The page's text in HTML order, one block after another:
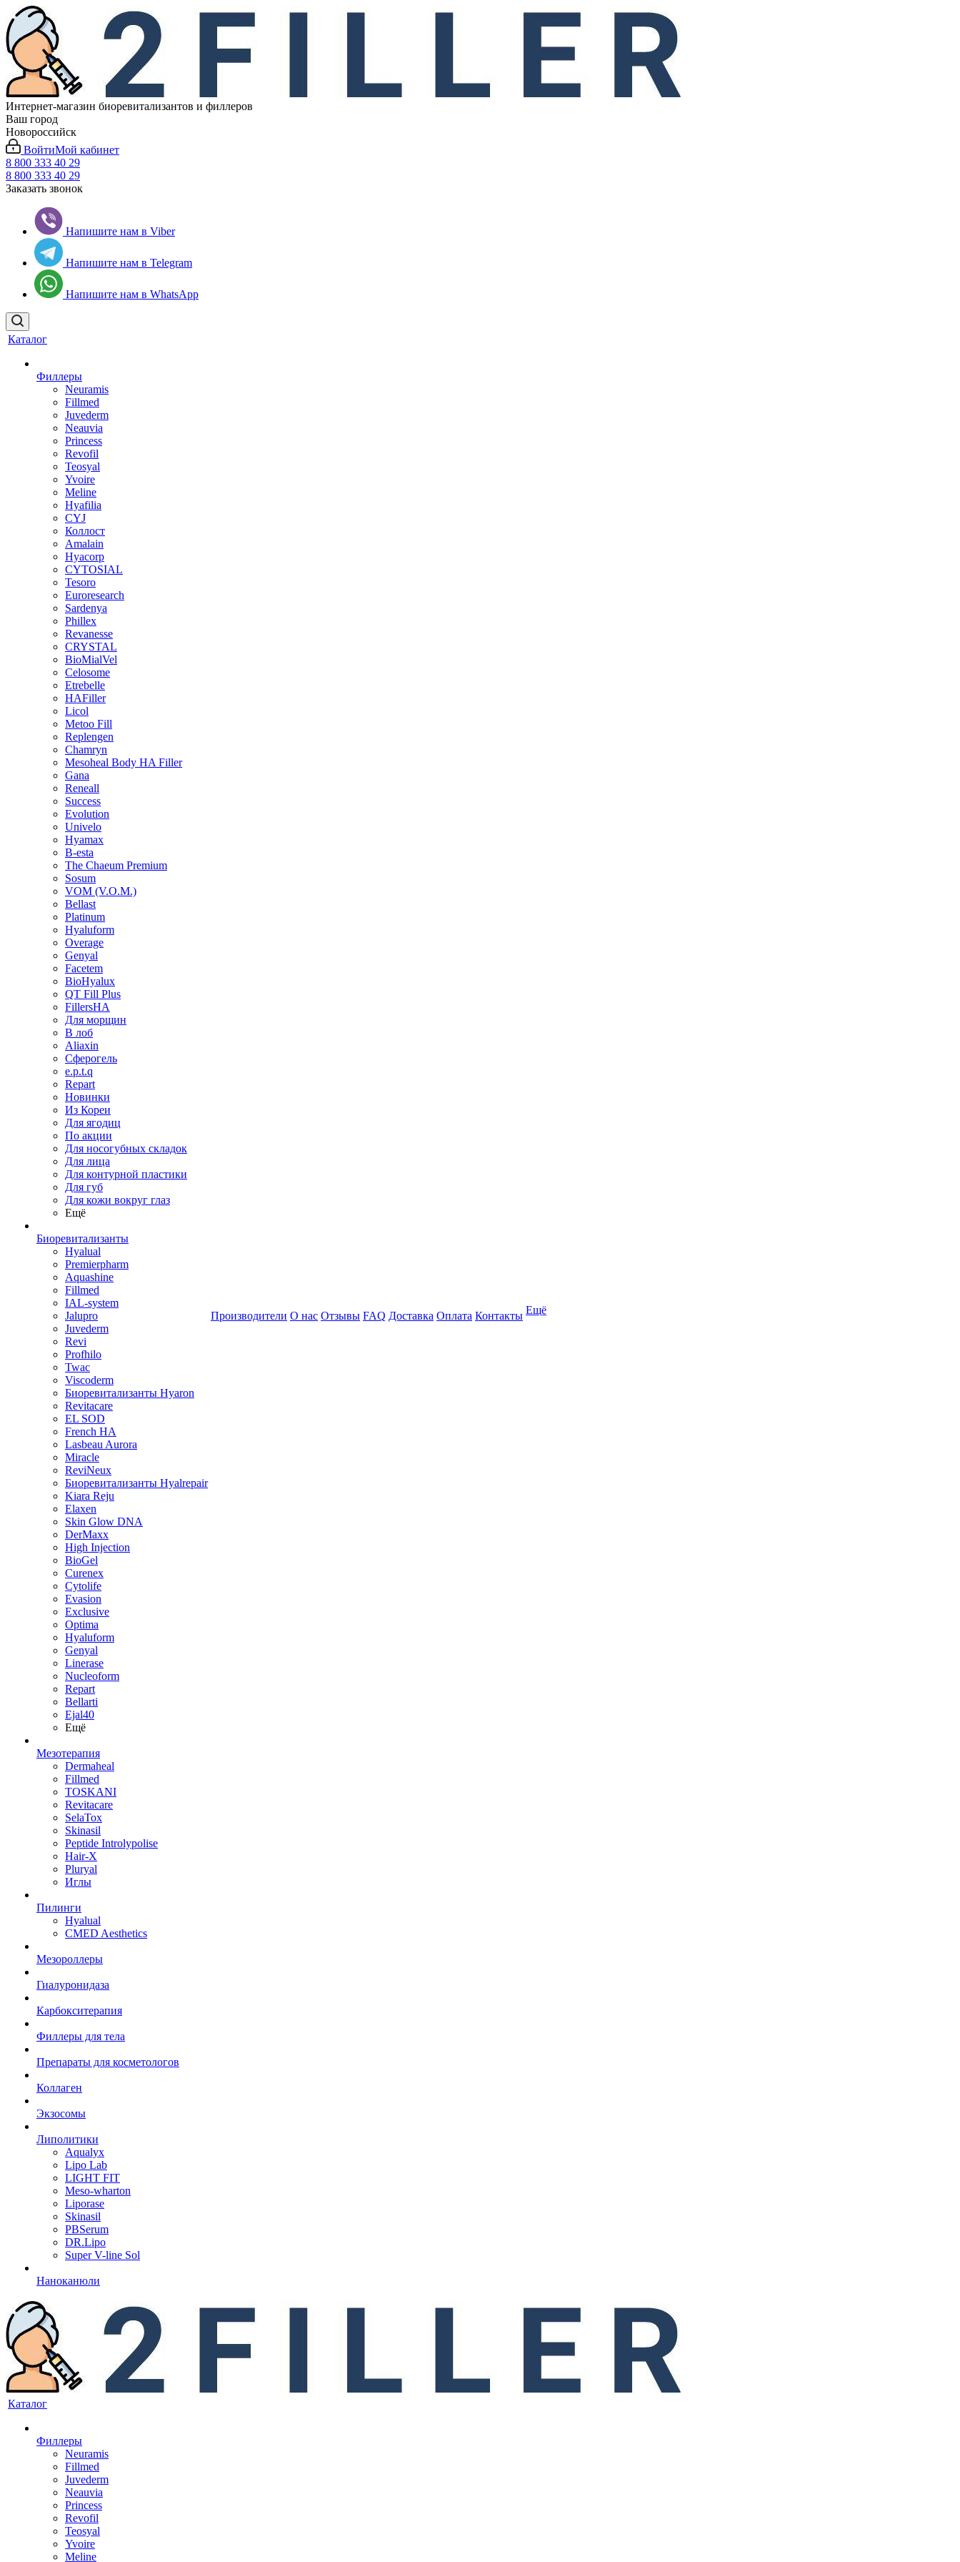
Интернет-магазин биоревитализантов и филлеров
Ваш город
Новороссийск
ВойтиМой кабинет
8 800 333 40 29
8 800 333 40 29
Заказать звонок
Напишите нам в Viber
Напишите нам в Telegram
Напишите нам в WhatsApp
Каталог
Филлеры
Neuramis
Fillmed
Juvederm
Neauvia
Princess
Revofil
Teosyal
Yvoire
Meline
Hyafilia
CYJ
Коллост
Amalain
Hyacorp
CYTOSIAL
Tesoro
Euroresearch
Sardenya
Phillex
Revanesse
CRYSTAL
BioMialVel
Celosome
Etrebelle
HAFiller
Licol
Metoo Fill
Replengen
Chamryn
Mesoheal Body HA Filler
Gana
Reneall
Success
Evolution
Univelo
Hyamax
B-esta
The Chaeum Premium
Sosum
VOM (V.O.M.)
Bellast
Platinum
Hyaluform
Overage
Genyal
Facetem
BioHyalux
QT Fill Plus
FillersHA
Для морщин
В лоб
Aliaxin
Сферогель
e.p.t.q
Repart
Новинки
Из Кореи
Для ягодиц
По акции
Для носогубных складок
Для лица
Для контурной пластики
Для губ
Для кожи вокруг глаз
Ещё
Биоревитализанты
Hyalual
Premierpharm
Aquashine
Fillmed
IAL-system
Jalupro
Juvederm
Revi
Profhilo
Twac
Viscoderm
Биоревитализанты Hyaron
Revitacare
EL SOD
French HA
Lasbeau Aurora
Miracle
ReviNeux
Биоревитализанты Hyalrepair
Kiara Reju
Elaxen
Skin Glow DNA
DerMaxx
High Injection
BioGel
Curenex
Cytolife
Evasion
Exclusive
Optima
Hyaluform
Genyal
Linerase
Nucleoform
Repart
Bellarti
Ejal40
Ещё
Мезотерапия
Dermaheal
Fillmed
TOSKANI
Revitacare
SelaTox
Skinasil
Peptide Introlypolise
Hair-X
Pluryal
Иглы
Пилинги
Hyalual
CMED Aesthetics
Мезороллеры
Гиалуронидаза
Карбокситерапия
Филлеры для тела
Препараты для косметологов
Коллаген
Экзосомы
Липолитики
Aqualyx
Lipo Lab
LIGHT FIT
Meso-wharton
Liporase
Skinasil
PBSerum
DR.Lipo
Super V-line Sol
Наноканюли
Производители О нас Отзывы FAQ Доставка Оплата Контакты Ещё
Каталог
Филлеры
Neuramis
Fillmed
Juvederm
Neauvia
Princess
Revofil
Teosyal
Yvoire
Meline